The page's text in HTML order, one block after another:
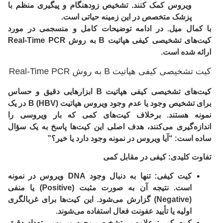
ویروس کمک کنند. تشخیص زودهنگام و پیگیری منظم با
پزشک متخصص در این زمینه حیاتی است.
با کمال میل. در ادامه توضیحات کامل و منسجمی در مورد
کیت‌های تشخیصیکیفی
هپاتیت B به روش Real-Time PCR
ارائه شده است.
کیت تشخیصی کیفی هپاتیت B به روش Real-Time PCR
کیت‌های تشخیصی کیفی هپاتیت B ابزارهایی دقیق و حساس
برای تشخیص وجود یا عدم وجود
ویروس هپاتیت B (HBV) در یک
نمونه هستند. برخلاف کیت‌های کمی که بار ویروسی را
اندازه‌گیری می‌کنند، هدف اصلی این کیت‌ها پاسخ به یک سؤال
ساده است: “آیا ویروس در نمونه وجود دارد یا خیر؟”
تفاوت کلیدی: کیفی در مقابل کمی
کیت کیفی:
تنها به دنبال وجود DNA ویروس در نمونه
است. نتیجه آن به صورت مثبت (Positive) یا منفی
(Negative)
گزارش می‌شود. این کیت‌ها برای غربالگری
اولیه یا تأیید عفونت فعال استفاده می‌شوند.